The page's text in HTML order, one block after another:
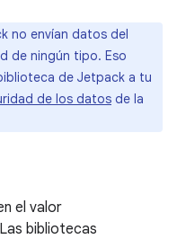
no envían datos del
de ningún tipo. Eso
de Jetpack a tu
de los datos de la
el valor
bibliotecas